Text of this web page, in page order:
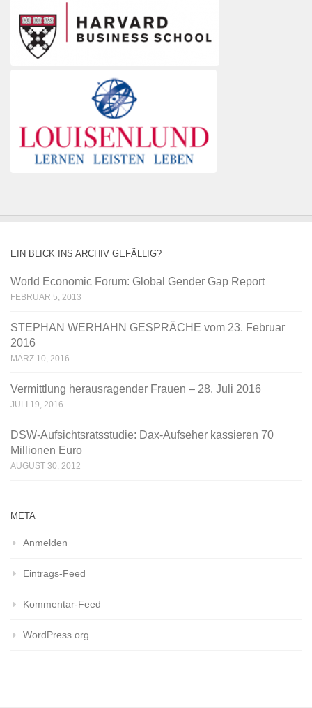
EIN BLICK INS ARCHIV GEFÄLLIG?
World Economic Forum: Global Gender Gap Report
FEBRUAR 5, 2013
STEPHAN WERHAHN GESPRÄCHE vom 23. Februar
2016
MÄRZ 10, 2016
Vermittlung herausragender Frauen – 28. Juli 2016
JULI 19, 2016
DSW-Aufsichtsratsstudie: Dax-Aufseher kassieren 70
Millionen Euro
AUGUST 30, 2012
META
Anmelden
Eintrags-Feed
Kommentar-Feed
WordPress.org